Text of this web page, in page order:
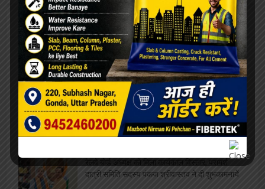
खेल
ओरिएंटेशन डे का भब्य आयोजन, छात्राओं को
महाविद्यालय से कराया गया परिचित
सफाईकर्मियों की समस्याओं को लेकर डीपीआरओ से मिले
जिलाध्यक्ष, निराकरण का मिला आश्वासन
रेलवे बोर्ड अध्यक्ष को मिला कार्यकाल विस्तार, परामर्श
दात्री समिति सदस्य पंकज श्रीवास्तव ने दी शुभकामनायें